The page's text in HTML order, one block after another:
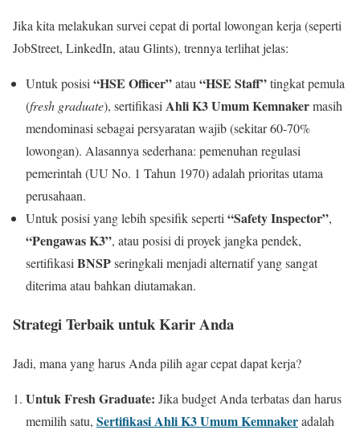
Jika kita melakukan survei cepat di portal lowongan kerja (seperti
JobStreet, LinkedIn, atau Glints), trennya terlihat jelas:
Untuk posisi “HSE Officer”atau “HSE Staff”tingkat pemula
(fresh graduate), sertifikasi Ahli K3 Umum Kemnakermasih
mendominasi sebagai persyaratan wajib (sekitar 60-70%
lowongan). Alasannya sederhana: pemenuhan regulasi
pemerintah (UU No. 1 Tahun 1970) adalah prioritas utama
perusahaan.
Untuk posisi yang lebih spesifik seperti “Safety Inspector”,
“Pengawas K3”, atau posisi di proyek jangka pendek,
sertifikasi BNSPseringkali menjadi alternatif yang sangat
diterima atau bahkan diutamakan.
Strategi Terbaik untuk Karir Anda
Jadi, mana yang harus Anda pilih agar cepat dapat kerja?
Untuk Fresh Graduate: Jika budget Anda terbatas dan harus
memilih satu, Sertifikasi Ahli K3 Umum Kemnakeradalah